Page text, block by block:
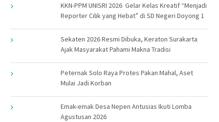
KKN-PPM UNISRI 2026 Gelar Kelas Kreatif “Menjadi
Reporter Cilik yang Hebat” di SD Negeri Doyong 1
Sekaten 2026 Resmi Dibuka, Keraton Surakarta
Ajak Masyarakat Pahami Makna Tradisi
Peternak Solo Raya Protes Pakan Mahal, Aset
Mulai Jadi Korban
Emak-emak Desa Nepen Antusias Ikuti Lomba
Agustusan 2026